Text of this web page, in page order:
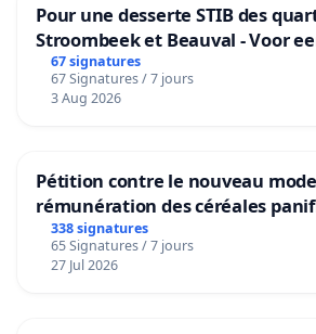
Pour une desserte STIB des
Stroombeek et Beauval - Voor
bediening van de wijken
Voor
67 signatures
67 Signatures / 7 jours
3 Aug 2026
Pétition contre le nouveau
rémunération des céréales
granum basé sur la teneur en
338 signatures
65 Signatures / 7 jours
27 Jul 2026